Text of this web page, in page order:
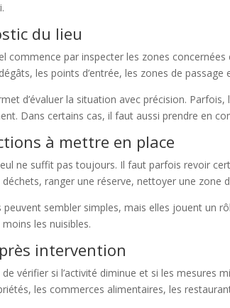
du lieu
commence par inspecter les zones
les points d’entrée, les zones de
d’évaluer la situation avec précision.
Dans certains cas, il faut aussi prendre en
à mettre en place
ne suffit pas toujours. Il faut parfois revoir
ranger une réserve, nettoyer une zone
peuvent sembler simples, mais elles jouent un
les nuisibles.
intervention
vérifier si l’activité diminue et si les mesures
les commerces alimentaires, les